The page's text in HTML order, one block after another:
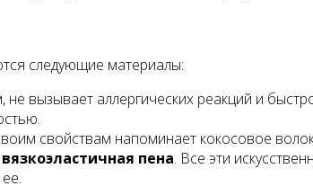
следующие материалы:
не вызывает аллергических реакций и
свойствам напоминает кокосовое
пена. Все эти